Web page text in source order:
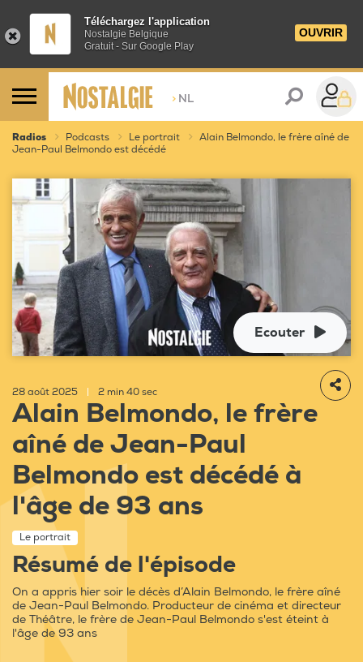
Téléchargez l'application
Nostalgie Belgique
Gratuit - Sur Google Play
OUVRIR
> NL
Radios Podcasts Le portrait
Alain Belmondo, le frère aîné de
Jean-Paul Belmondo est décédé
Ecouter
28 août 2025 2 min 40 sec
Alain Belmondo, le frère
aîné de Jean-Paul
Belmondo est décédé à
l'âge de 93 ans
Le portrait
Résumé de l'épisode
On a appris hier soir le décès d’Alain Belmondo, le frère aîné
de Jean-Paul Belmondo. Producteur de cinéma et directeur
de Théâtre, le frère de Jean-Paul Belmondo s'est éteint à
l'âge de 93 ans